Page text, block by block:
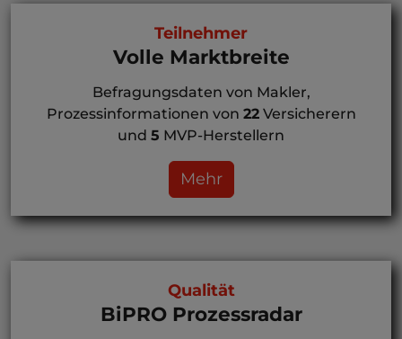
Teilnehmer
Volle Marktbreite
Befragungsdaten von Makler,
Prozessinformationen von 22Versicherern
und 5 MVP-Herstellern
Mehr
Qualität
BiPRO Prozessradar